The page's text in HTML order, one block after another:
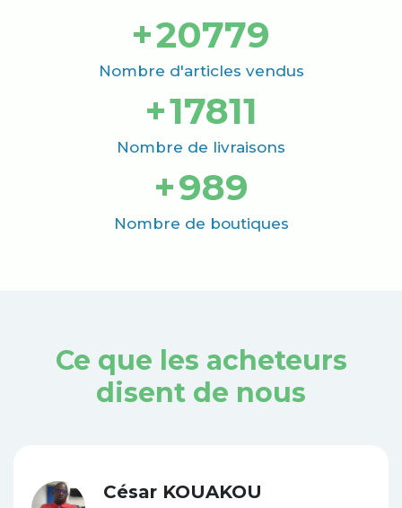
+21000
Nombre d'articles vendus
+18000
Nombre de livraisons
+1000
Nombre de boutiques
Ce que les acheteurs
disent de nous
César KOUAKOU